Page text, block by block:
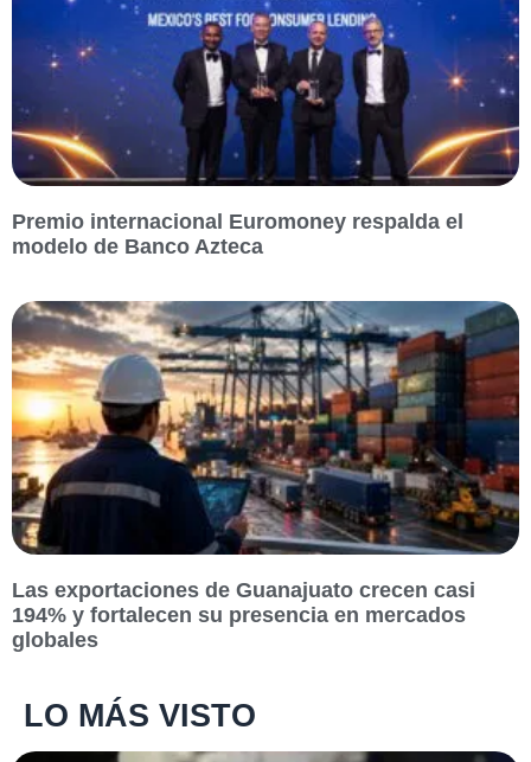
Premio internacional Euromoney respalda el
modelo de Banco Azteca
Las exportaciones de Guanajuato crecen casi
194% y fortalecen su presencia en mercados
globales
LO MÁS VISTO